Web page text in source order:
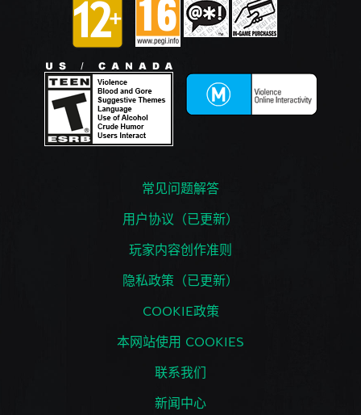
常见问题解答
用户协议（已更新）
玩家内容创作准则
隐私政策（已更新）
COOKIE政策
本网站使用 COOKIES
联系我们
新闻中心